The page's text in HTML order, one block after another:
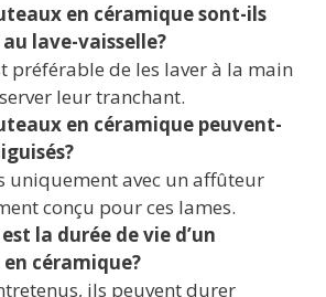
en céramique sont-ils
lave-vaisselle?
préférable de les laver à la main
leur tranchant.
en céramique peuvent-
uniquement avec un affûteur
conçu pour ces lames.
la durée de vie d’un
céramique?
ils peuvent durer